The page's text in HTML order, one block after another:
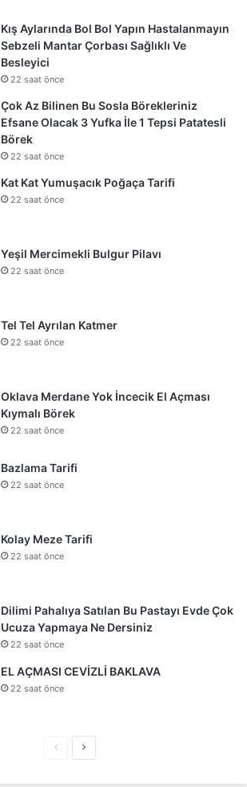
Kış Aylarında Bol Bol Yapın Hastalanmayın
Sebzeli Mantar Çorbası Sağlıklı Ve
Besleyici
22 saat önce
Çok Az Bilinen Bu Sosla Börekleriniz
Efsane Olacak 3 Yufka İle 1 Tepsi Patatesli
Börek
22 saat önce
Kat Kat Yumuşacık Poğaça Tarifi
22 saat önce
Yeşil Mercimekli Bulgur Pilavı
22 saat önce
Tel Tel Ayrılan Katmer
22 saat önce
Oklava Merdane Yok İncecik El Açması
Kıymalı Börek
22 saat önce
Bazlama Tarifi
22 saat önce
Kolay Meze Tarifi
22 saat önce
Dilimi Pahalıya Satılan Bu Pastayı Evde Çok
Ucuza Yapmaya Ne Dersiniz
22 saat önce
EL AÇMASI CEVİZLİ BAKLAVA
22 saat önce
ÖncekiSonraki